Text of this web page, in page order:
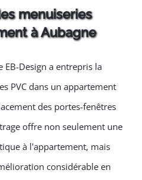
des
dans un
à Aubagne
menuiseries
à Aubagne
EB-Design a entrepris la
PVC dans un appartement
des portes-fenêtres
offre non seulement une
à l'appartement, mais
considérable en